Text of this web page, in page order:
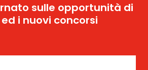
sulle opportunità di
i nuovi concorsi